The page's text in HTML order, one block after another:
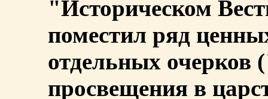
"Историческом
поместил ряд
отдельных
просвещения в